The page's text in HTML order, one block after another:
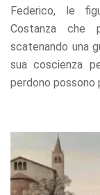
Federico, le
Costanza che
scatenando una
sua coscienza
perdono possono